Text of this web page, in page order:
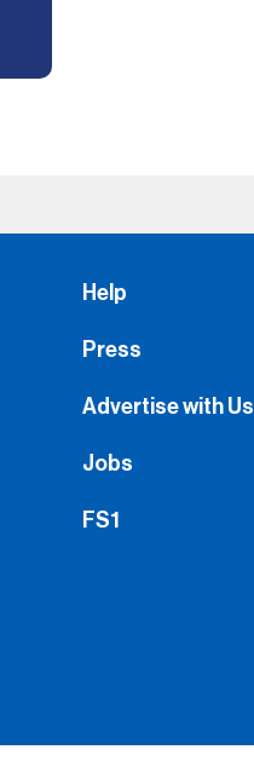
Help
Press
Advertise with Us
Jobs
FS1